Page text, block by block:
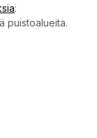
:
puistoalueita.